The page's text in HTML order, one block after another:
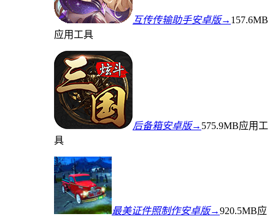
互传传输助手安卓版→ 157.6MB
应用工具
后备箱安卓版→ 575.9MB应用工
具
最美证件照制作安卓版→920.5MB应